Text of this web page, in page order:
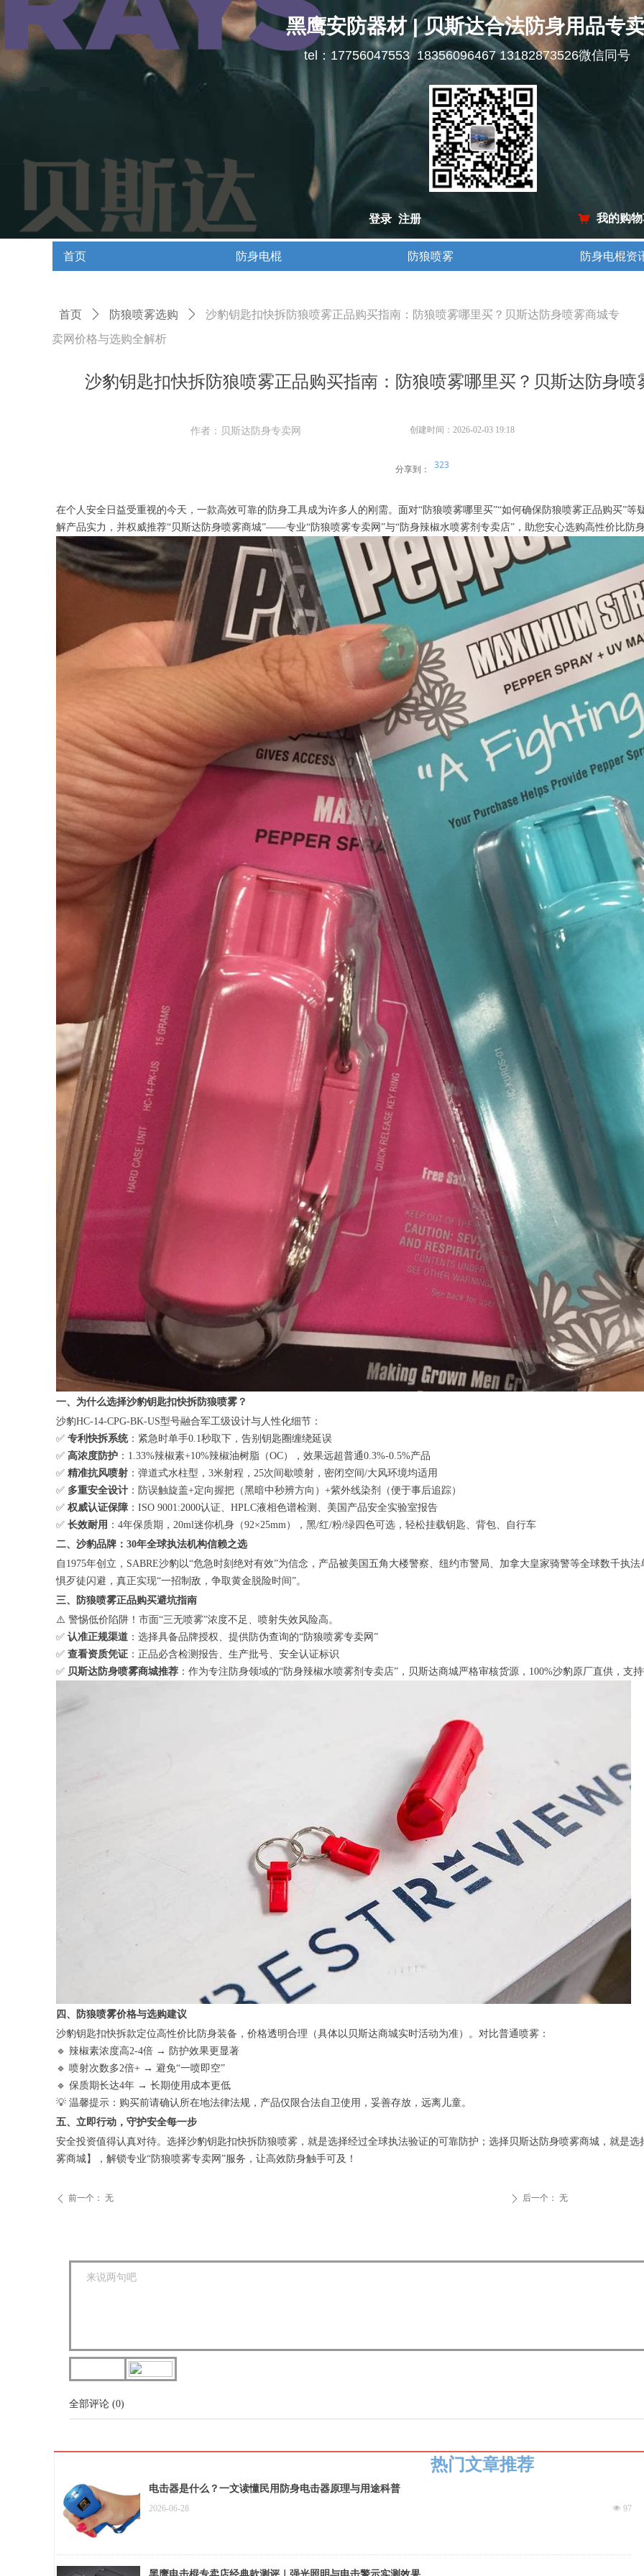
首页 防身电棍 防狼喷雾 防身电棍资
黑鹰安防器材 | 贝斯达合法防身用品专
낙 我的购
登录 注册
tel：17756047553 18356096467 13182873526微信同号
沙豹钥匙扣快拆防狼喷雾正品购买指南：防狼喷雾哪里买？贝斯达防身
在个人安全日益受重视的今天，一款高效可靠的防身工具成为许多人的刚需。面对“防狼喷雾哪里买”“如何确保防狼喷雾正品购买”
解产品实力，并权威推荐“贝斯达防身喷雾商城”——专业“防狼喷雾专卖网”与“防身辣椒水喷雾剂专卖店”，助您安心选购高性价比防身
一、为什么选择沙豹钥匙扣快拆防狼喷雾？
沙豹HC-14-CPG-BK-US型号融合军工级设计与人性化细节：
✅ 专利快拆系统：紧急时单手0.1秒取下，告别钥匙圈缠绕延误
✅ 高浓度防护 ：1.33%辣椒素+10%辣椒油树脂（OC），效果远超普通0.3%-0.5%产品
✅ 精准抗风喷射 ：弹道式水柱型，3米射程，25次间歇喷射，密闭空间/大风环境均适用
✅ 多重安全设计 ：防误触旋盖+定向握把（黑暗中秒辨方向）+紫外线染剂（便于事后追踪）
✅ 权威认证保障 ：ISO 9001:2000认证、HPLC液相色谱检测、美国产品安全实验室报告
✅ 长效耐用 ：4年保质期，20ml迷你机身（92×25mm），黑/红/粉/绿四色可选，轻松挂载钥匙、背包、自行车
二、沙豹品牌：30年全球执法机构信赖之选
自1975年创立，SABRE沙豹以“危急时刻绝对有效”为信念，产品被美国五角大楼警察、纽约市警局、加拿大皇家骑警等全球数千执法
惧歹徒闪避，真正实现“一招制敌，争取黄金脱险时间”。
三、防狼喷雾正品购买避坑指南
⚠️ 警惕低价陷阱！市面“三无喷雾”浓度不足、喷射失效风险高。
✅ 认准正规渠道 ：选择具备品牌授权、提供防伪查询的“防狼喷雾专卖网”
✅ 查看资质凭证 ：正品必含检测报告、生产批号、安全认证标识
✅ 贝斯达防身喷雾商城推荐 ：作为专注防身领域的“防身辣椒水喷雾剂专卖店”，贝斯达商城严格审核货源，100%沙豹原厂直供，支
四、防狼喷雾价格与选购建议
沙豹钥匙扣快拆款定位高性价比防身装备，价格透明合理（具体以贝斯达商城实时活动为准）。对比普通喷雾：
🔹 辣椒素浓度高2-4倍 → 防护效果更显著
🔹 喷射次数多2倍+ → 避免“一喷即空”
🔹 保质期长达4年 → 长期使用成本更低
💡 温馨提示：购买前请确认所在地法律法规，产品仅限合法自卫使用，妥善存放，远离儿童。
五、立即行动，守护安全每一步
安全投资值得认真对待。选择沙豹钥匙扣快拆防狼喷雾，就是选择经过全球执法验证的可靠防护；选择贝斯达防身喷雾商城，就是
雾商城】，解锁专业“防狼喷雾专卖网”服务，让高效防身触手可及！
分享到： 323
创建时间： 2026-02-03 19:18
首页 ꄲ 防狼喷雾选购 ꄲ
沙豹钥匙扣快拆防狼喷雾正品购买指南：防狼喷雾哪里买？贝斯达防身喷雾商城专
卖网价格与选购全解析
全部评论 (0)
作者：贝斯达防身专卖网
热门文章推荐
电击器是什么？一文读懂民用防身电击器原理与用途科普
넶 97
2026-06-28
ꄴ 前一个： 无 ꄲ 后一个： 无